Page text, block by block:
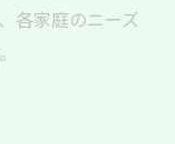
各家庭のニーズ